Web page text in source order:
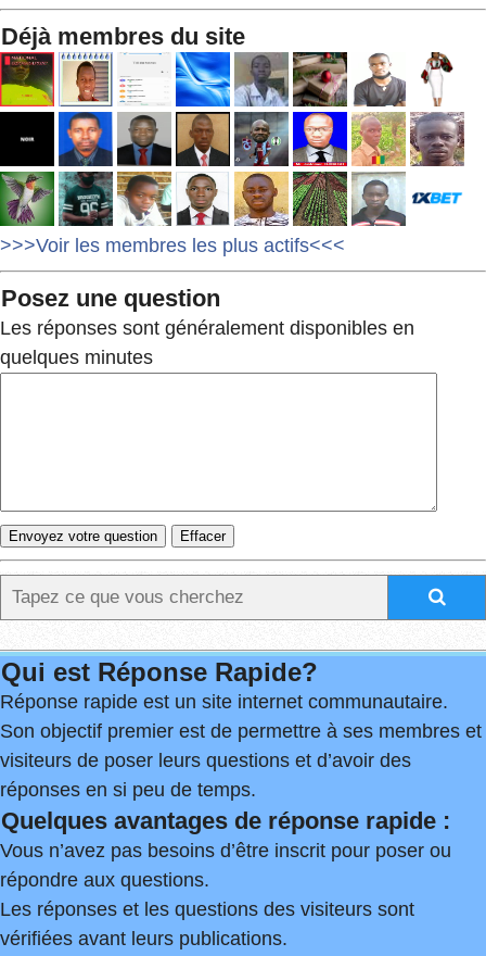
Déjà membres du site
>>>Voir les membres les plus actifs<<<
Posez une question
Les réponses sont généralement disponibles en
quelques minutes
Qui est Réponse Rapide?
Réponse rapide est un site internet communautaire.
Son objectif premier est de permettre à ses membres et
visiteurs de poser leurs questions et d’avoir des
réponses en si peu de temps.
Quelques avantages de réponse rapide :
Vous n’avez pas besoins d’être inscrit pour poser ou
répondre aux questions.
Les réponses et les questions des visiteurs sont
vérifiées avant leurs publications.